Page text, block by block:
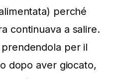
perché
continuava a salire.
per il
dopo aver giocato,